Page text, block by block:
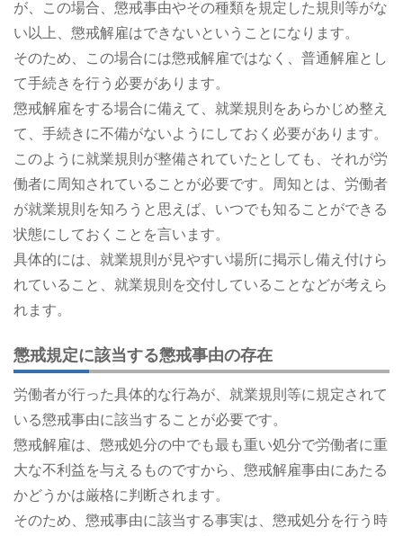
が、この場合、懲戒事由やその種類を規定した規則等がな
い以上、懲戒解雇はできないということになります。
そのため、この場合には懲戒解雇ではなく、普通解雇とし
て手続きを行う必要があります。
懲戒解雇をする場合に備えて、就業規則をあらかじめ整え
て、手続きに不備がないようにしておく必要があります。
このように就業規則が整備されていたとしても、それが労
働者に周知されていることが必要です。周知とは、労働者
が就業規則を知ろうと思えば、いつでも知ることができる
状態にしておくことを言います。
具体的には、就業規則が見やすい場所に掲示し備え付けら
れていること、就業規則を交付していることなどが考えら
れます。
懲戒規定に該当する懲戒事由の存在
労働者が行った具体的な行為が、就業規則等に規定されて
いる懲戒事由に該当することが必要です。
懲戒解雇は、懲戒処分の中でも最も重い処分で労働者に重
大な不利益を与えるものですから、懲戒解雇事由にあたる
かどうかは厳格に判断されます。
そのため、懲戒事由に該当する事実は、懲戒処分を行う時